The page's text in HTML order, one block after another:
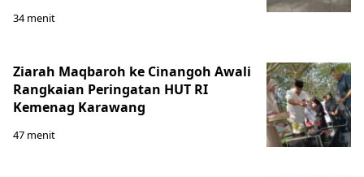
34 menit
Ziarah Maqbaroh ke Cinangoh Awali
Rangkaian Peringatan HUT RI
Kemenag Karawang
47 menit